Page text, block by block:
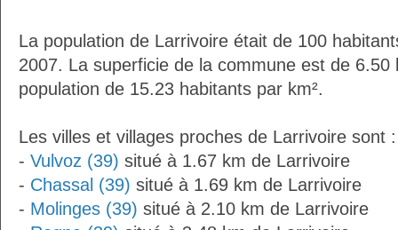
La population de Larrivoire était de 100
2007. La superficie de la commune est de 6.50
population de 15.23 habitants par km².
Les villes et villages proches de Larrivoire sont :
- Vulvoz (39) situé à 1.67 km de Larrivoire
- Chassal (39) situé à 1.69 km de Larrivoire
- Molinges (39) situé à 2.10 km de Larrivoire